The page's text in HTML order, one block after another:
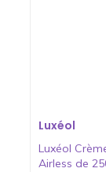
Luxéol
Luxéol
Airless de